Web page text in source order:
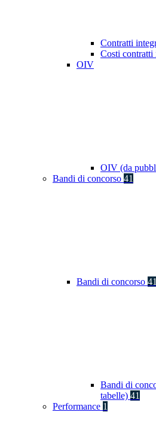
Contratti
Costi contratti
OIV
OIV (da
Bandi di concorso 41
Bandi di concorso 41
Bandi di
tabelle) 41
Performance 1